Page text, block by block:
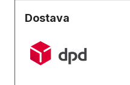
Dostava